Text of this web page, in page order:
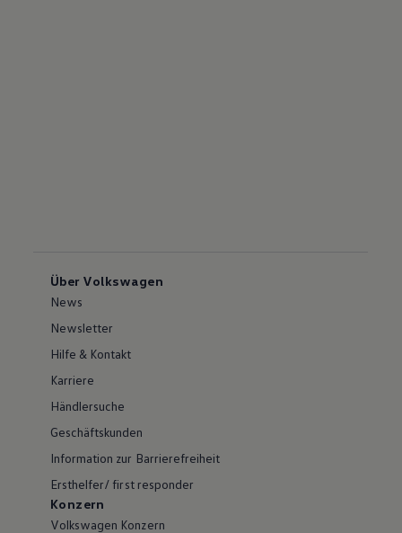
Über Volkswagen
News
Newsletter
Hilfe & Kontakt
Karriere
Händlersuche
Geschäftskunden
Information zur Barrierefreiheit
Ersthelfer/ first responder
Konzern
Volkswagen Konzern